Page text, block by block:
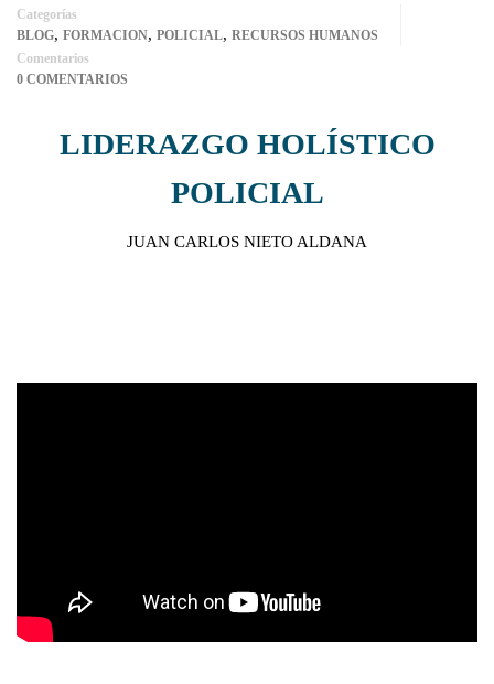
Categorías
BLOG, FORMACION, POLICIAL, RECURSOS HUMANOS
Comentarios
0 COMENTARIOS
LIDERAZGO HOLÍSTICO
POLICIAL
JUAN CARLOS NIETO ALDANA